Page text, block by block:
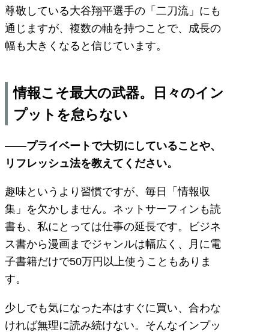
尊敬している大谷翔平選手の「二刀流」にも
通じますが、複数の軸を持つことで、成長の
幅も大きくなると信じています。
情報こそ最大の武器。日々のイン
プットを怠らない
――プライベートで大切にしていることや、
リフレッシュ法を教えてください。
趣味というより習慣ですが、毎日「情報収
集」を欠かしません。ネットサーフィンも読
書も、私にとっては仕事の延長です。ビジネ
ス書から漫画までジャンルは幅広く、月に電
子書籍だけで50万円以上使うこともありま
す。
少しでも気になった本はすぐに買い、合わな
ければ無理に読み続けない。そんなインプッ